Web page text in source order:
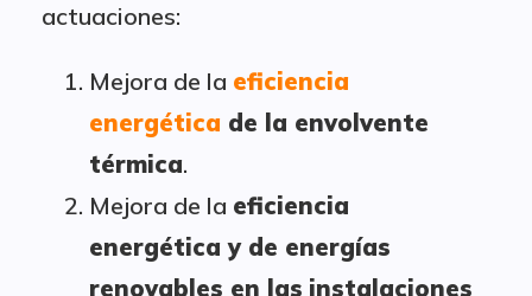
actuaciones:
Mejora de la eficiencia
energética de la envolvente
térmica.
Mejora de la eficiencia
energética y de energías
renovables en las instalaciones